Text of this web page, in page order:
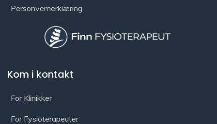
Personvernerklæring
Kom i kontakt
For Klinikker
For Fysioterapeuter